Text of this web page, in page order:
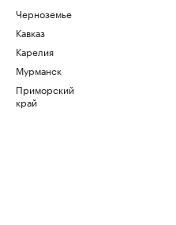
Черноземье
Кавказ
Карелия
Мурманск
Приморский
край